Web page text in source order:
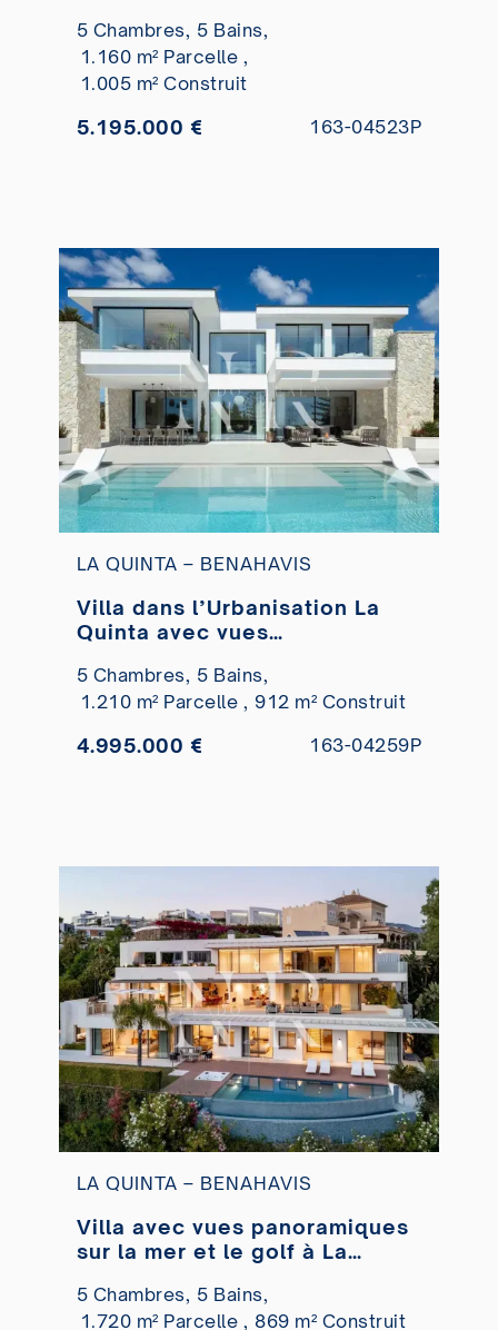
5 Chambres, 5 Bains,
1.160 m² Parcelle ,
1.005 m² Construit
5.195.000 € 163-04523P
LA QUINTA – BENAHAVIS
Villa dans l’Urbanisation La
Quinta avec vues
5 Chambres, 5 Bains,
1.210 m² Parcelle , 912 m² Construit
4.995.000 € 163-04259P
LA QUINTA – BENAHAVIS
Villa avec vues panoramiques
sur la mer et le golf à La
5 Chambres, 5 Bains,
1.720 m² Parcelle , 869 m² Construit